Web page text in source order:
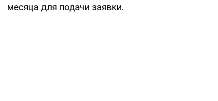
месяца для подачи заявки.